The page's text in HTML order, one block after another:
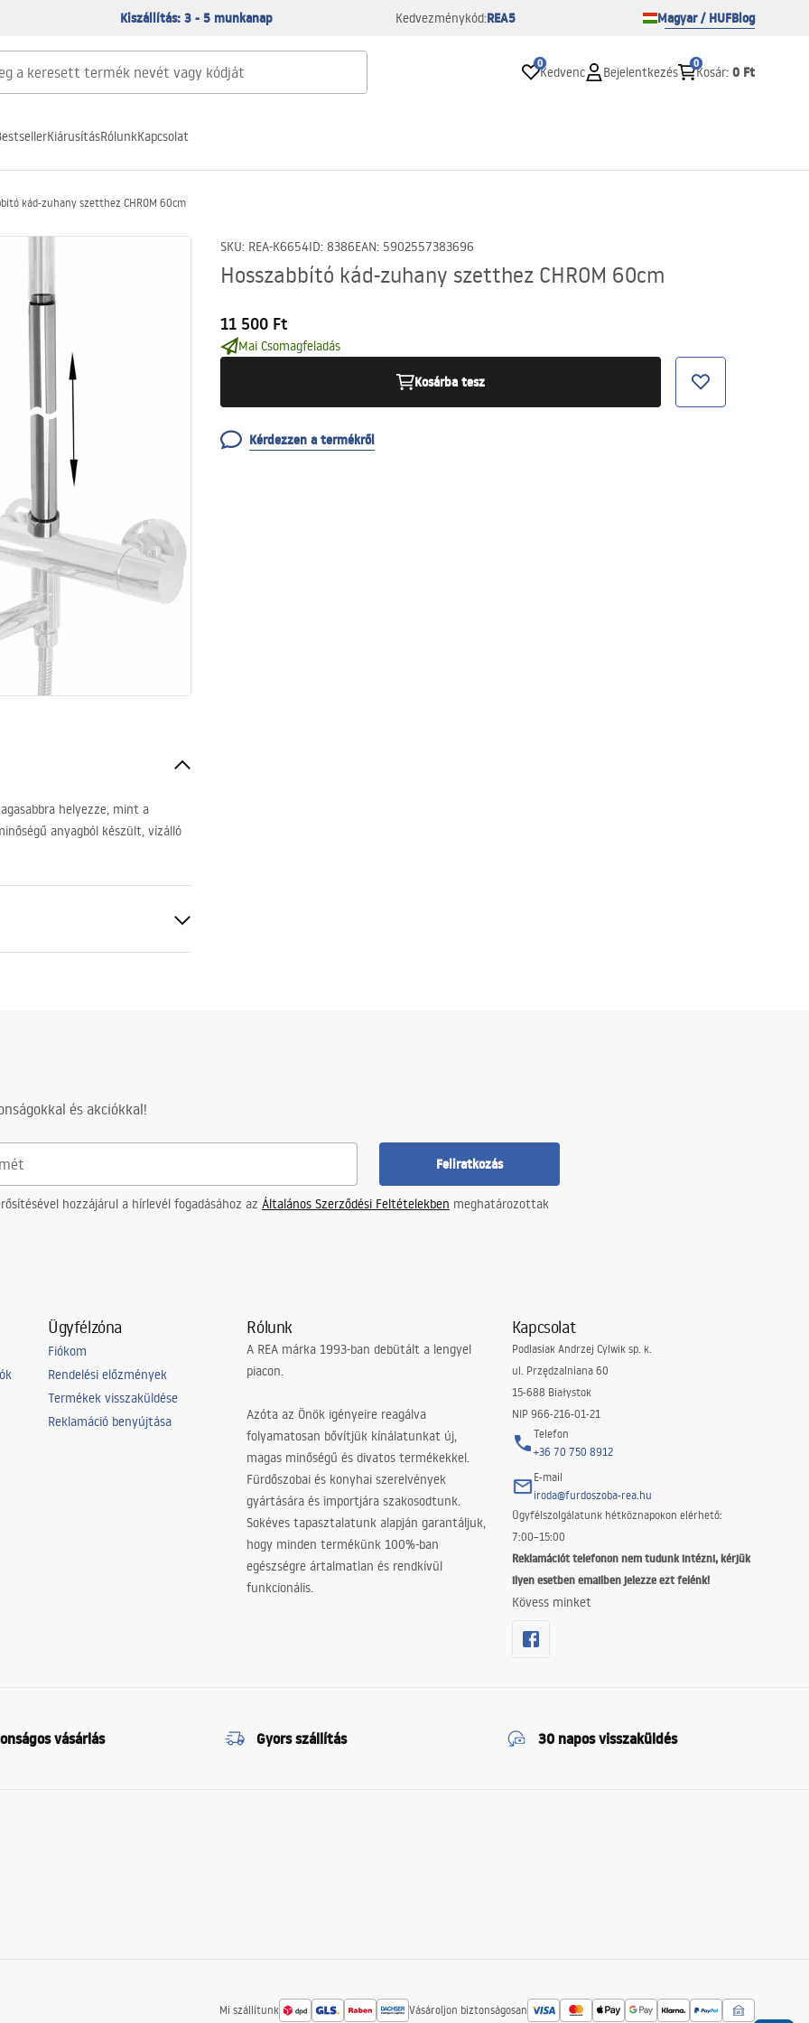
Kiszállítás: 3 - 5 munkanap Kedvezménykód:REA5 Magyar / HUFBlog
0
Kedvenc Bejelentkezés
0
Kosár: 0 Ft
KiárusításRólunkKapcsolat
kád-zuhany szetthez CHROM 60cm
SKU: REA-K6654ID: 8386EAN: 5902557383696
Hosszabbító kád-zuhany szetthez CHROM 60cm
11 500 Ft
Mai Csomagfeladás
Kosárba tesz
Kérdezzen a termékről
helyezze, mint a
anyagból készült, vízálló
és akciókkal!
Feliratkozás
hozzájárul a hírlevél fogadásához az Általános Szerződési Feltételekben meghatározottak
Ügyfélzóna
Fiókom
Rendelési előzmények
Termékek visszaküldése
Reklamáció benyújtása
Rólunk
A REA márka 1993-ban debütált a lengyel
piacon.
Azóta az Önök igényeire reagálva
folyamatosan bővítjük kínálatunkat új,
magas minőségű és divatos termékekkel.
Fürdőszobai és konyhai szerelvények
gyártására és importjára szakosodtunk.
Sokéves tapasztalatunk alapján garantáljuk,
hogy minden termékünk 100%-ban
egészségre ártalmatlan és rendkívül
funkcionális.
Kapcsolat
Podlasiak Andrzej Cylwik sp. k.
ul. Przędzalniana 60
15-688 Białystok
NIP 966-216-01-21
Telefon
+36 70 750 8912
E-mail
iroda@furdoszoba-rea.hu
Ügyfélszolgálatunk hétköznapokon elérhető:
7:00–15:00
Reklamációt telefonon nem tudunk intézni, kérjük
ilyen esetben emailben jelezze ezt felénk!
Kövess minket
vásárlás Gyors szállítás 30 napos visszaküldés
Mi szállítunk Vásároljon biztonságosan